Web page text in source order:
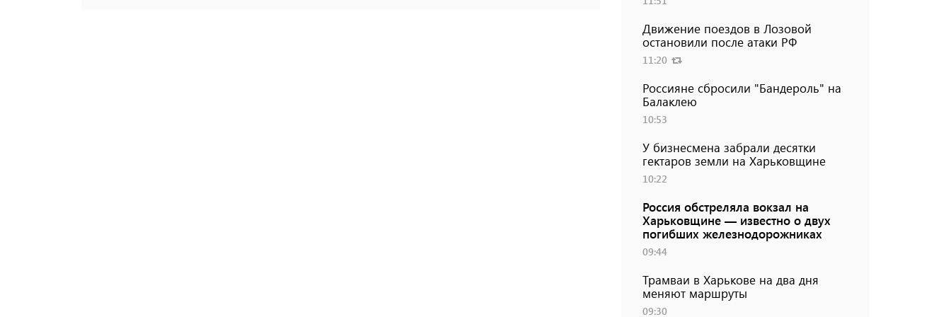
Движение поездов в Лозовой
остановили после атаки РФ
11:20
Россияне сбросили "Бандероль" на
Балаклею
10:53
У бизнесмена забрали десятки
гектаров земли на Харьковщине
10:22
Россия обстреляла вокзал на
Харьковщине — известно о двух
погибших железнодорожниках
09:44
Трамваи в Харькове на два дня
меняют маршруты
09:30